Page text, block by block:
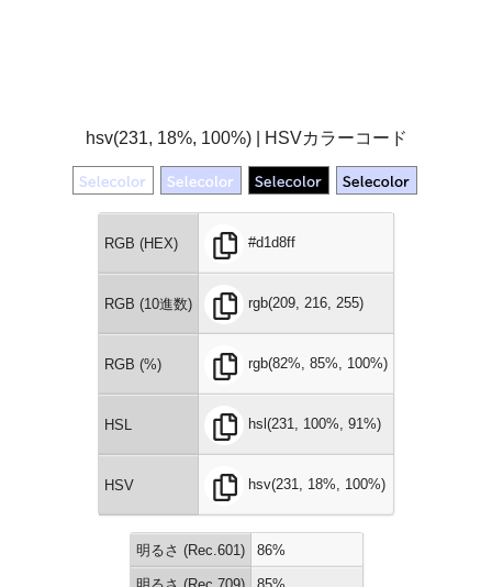
hsv(231, 18%, 100%) | HSVカラーコード
RGB (HEX) #d1d8ff
RGB (10進数) rgb(209, 216, 255)
RGB (%) rgb(82%, 85%, 100%)
HSL hsl(231, 100%, 91%)
HSV hsv(231, 18%, 100%)
明るさ (Rec.601) 86%